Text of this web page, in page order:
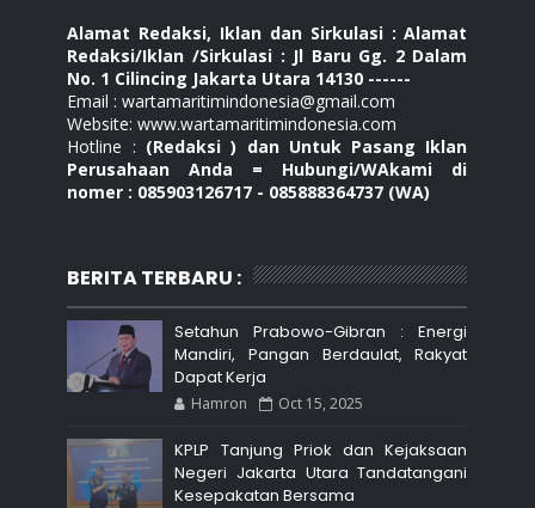
Alamat Redaksi, Iklan dan Sirkulasi : Alamat
Redaksi/Iklan /Sirkulasi : Jl Baru Gg. 2 Dalam
No. 1 Cilincing Jakarta Utara 14130 ------
Email : wartamaritimindonesia@gmail.com
Website: www.wartamaritimindonesia.com
Hotline : (Redaksi ) dan Untuk Pasang Iklan
Perusahaan Anda = Hubungi/WAkami di
nomer : 085903126717 - 085888364737 (WA)
BERITA TERBARU :
Setahun Prabowo-Gibran : Energi
Mandiri, Pangan Berdaulat, Rakyat
Dapat Kerja
Hamron Oct 15, 2025
KPLP Tanjung Priok dan Kejaksaan
Negeri Jakarta Utara Tandatangani
Kesepakatan Bersama